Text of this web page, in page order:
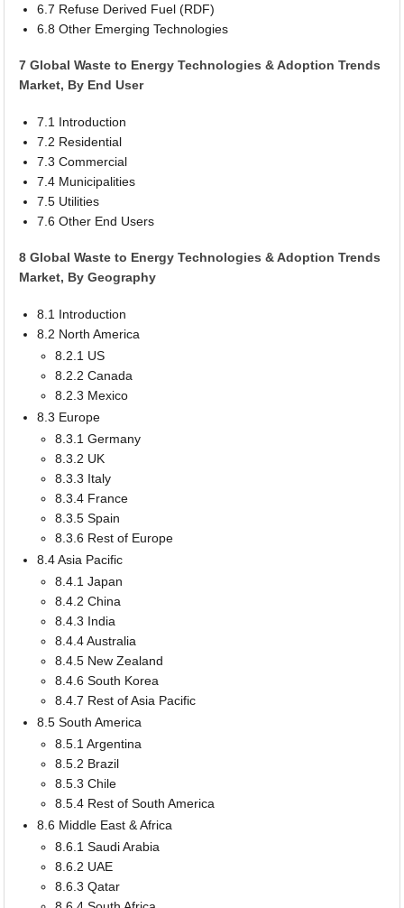
6.7 Refuse Derived Fuel (RDF)
6.8 Other Emerging Technologies
7 Global Waste to Energy Technologies & Adoption Trends
Market, By End User
7.1 Introduction
7.2 Residential
7.3 Commercial
7.4 Municipalities
7.5 Utilities
7.6 Other End Users
8 Global Waste to Energy Technologies & Adoption Trends
Market, By Geography
8.1 Introduction
8.2 North America
8.2.1 US
8.2.2 Canada
8.2.3 Mexico
8.3 Europe
8.3.1 Germany
8.3.2 UK
8.3.3 Italy
8.3.4 France
8.3.5 Spain
8.3.6 Rest of Europe
8.4 Asia Pacific
8.4.1 Japan
8.4.2 China
8.4.3 India
8.4.4 Australia
8.4.5 New Zealand
8.4.6 South Korea
8.4.7 Rest of Asia Pacific
8.5 South America
8.5.1 Argentina
8.5.2 Brazil
8.5.3 Chile
8.5.4 Rest of South America
8.6 Middle East & Africa
8.6.1 Saudi Arabia
8.6.2 UAE
8.6.3 Qatar